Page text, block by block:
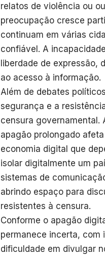
relatos de violência ou
preocupação cresce
continuam em várias
confiável. A
liberdade de expressão,
ao acesso à informação.
Além de debates
segurança e a
censura governamental.
apagão prolongado
economia digital que
isolar digitalmente um
sistemas de
abrindo espaço para
resistentes à censura.
Conforme o apagão
permanece incerta, com
dificuldade em divulgar